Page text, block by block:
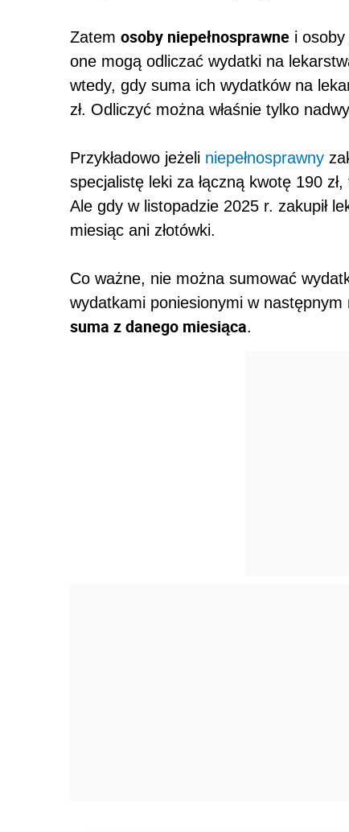
Zatem osoby niepełnosprawne i
one mogą odliczać wydatki na
wtedy, gdy suma ich wydatków na
zł. Odliczyć można właśnie tylko
Przykładowo jeżeli niepełnosprawny
specjalistę leki za łączną kwotę 190
Ale gdy w listopadzie 2025 r. zakupił
miesiąc ani złotówki.
Co ważne, nie można sumować
wydatkami poniesionymi w
suma z danego miesiąca.